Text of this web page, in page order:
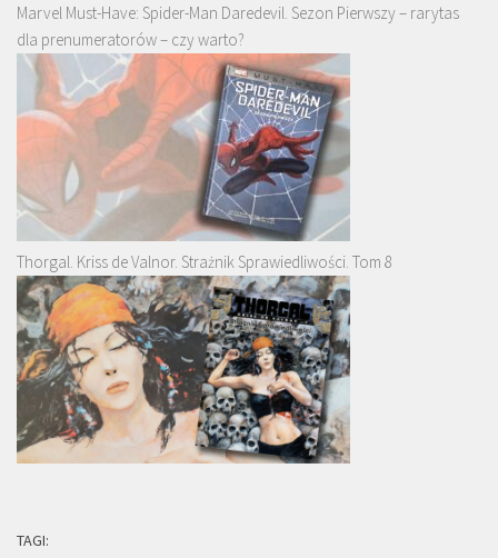
Marvel Must-Have: Spider-Man Daredevil. Sezon Pierwszy – rarytas
dla prenumeratorów – czy warto?
Thorgal. Kriss de Valnor. Strażnik Sprawiedliwości. Tom 8
TAGI: